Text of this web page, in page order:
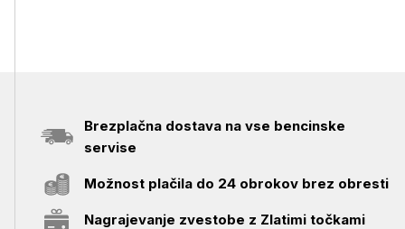
Brezplačna dostava na vse bencinske
servise
Možnost plačila do 24 obrokov brez obresti
Nagrajevanje zvestobe z Zlatimi točkami